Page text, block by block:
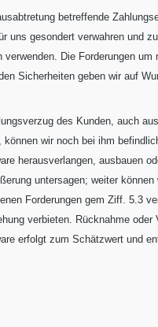
betreffende
uns gesondert verwahren und
verwenden. Die Forderungen um
Sicherheiten geben wir auf
des Kunden, auch
können wir noch bei ihm
herausverlangen, ausbauen
untersagen; weiter können
Forderungen gem Ziff. 5.3
verbieten. Rücknahme oder
erfolgt zum Schätzwert und